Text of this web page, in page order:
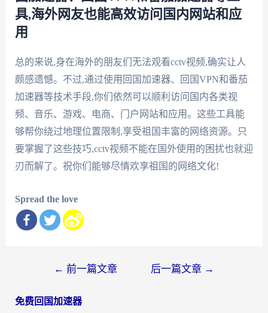
具,海外网友也能高效访问国内网站和应
用
总的来说,身在海外的朋友们无法观看cctv视频,确实让人
颇感遗憾。不过,通过使用回国加速器、回国VPN和番茄
加速器等技术手段,你们依然可以顺利访问国内各类视
频、音乐、游戏、电商、门户网站和应用。这些工具能
够帮你绕过地理位置限制,享受祖国丰富的网络资源。只
要掌握了这些技巧,cctv视频不能在国外使用的困扰也就迎
刃而解了。祝你们能够尽情欢享祖国的网络文化!
Spread the love
导
← 前一篇文章 后一篇文章 →
免费回国加速器